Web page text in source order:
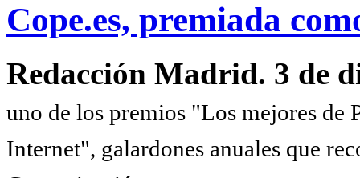
Cope.es, premiada
Redacción Madrid. 3 de
uno de los premios "Los mejores de
Internet", galardones anuales que